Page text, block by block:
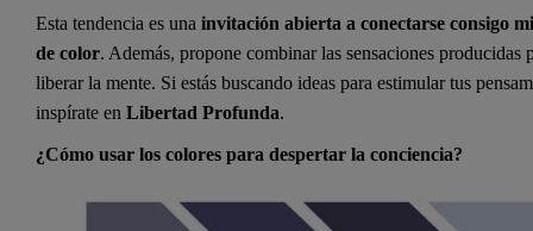
Esta tendencia es una invitación abierta a conectarse consigo
de color. Además, propone combinar las sensaciones
liberar la mente. Si estás buscando ideas para estimular tus
inspírate en Libertad Profunda.
¿Cómo usar los colores para despertar la conciencia?